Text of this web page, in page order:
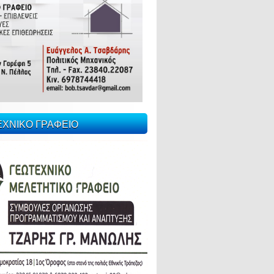
ΓΡΑΦΕΙΟ